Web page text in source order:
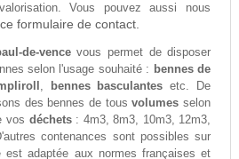
Vous pouvez aussi nous
ce formulaire de contact.
de-vencevous permet de disposer
selon l'usage souhaité : bennes de
, bennes basculantes etc. De
des bennes de tousvolumes selon
vos déchets: 4m3, 8m3, 10m3, 12m3,
contenances sont possibles sur
est adaptée aux normes françaises et